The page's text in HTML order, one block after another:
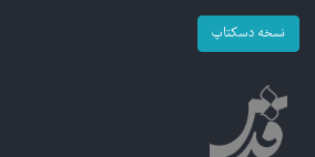
نسخه دسکتاپ